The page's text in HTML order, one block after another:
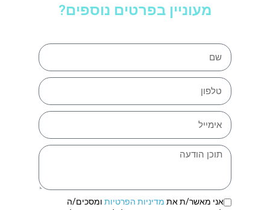
מעוניין בפרטים נוספים?
אני מאשר/ת את מדיניות הפרטיות ומסכים/ה